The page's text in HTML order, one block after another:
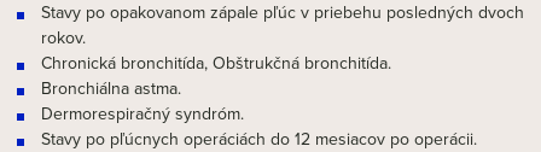
Stavy po opakovanom zápale pľúc v priebehu posledných dvoch
rokov.
Chronická bronchitída, Obštrukčná bronchitída.
Bronchiálna astma.
Dermorespiračný syndróm.
Stavy po pľúcnych operáciách do 12 mesiacov po operácii.